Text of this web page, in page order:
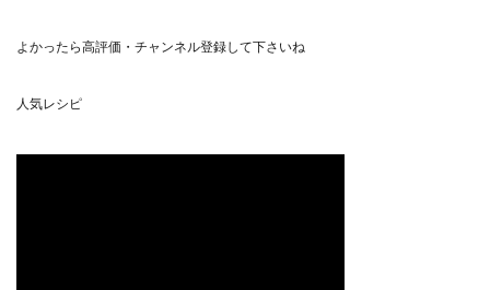
よかったら高評価・チャンネル登録して下さいね
人気レシピ